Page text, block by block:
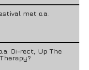
met o.a.
Di-rect, Up The